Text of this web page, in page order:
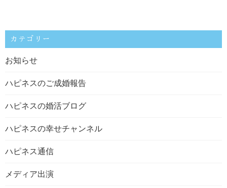
カテゴリー
お知らせ
ハピネスのご成婚報告
ハピネスの婚活ブログ
ハピネスの幸せチャンネル
ハピネス通信
メディア出演